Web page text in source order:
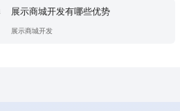
展示商城开发有哪些优势
展示商城开发